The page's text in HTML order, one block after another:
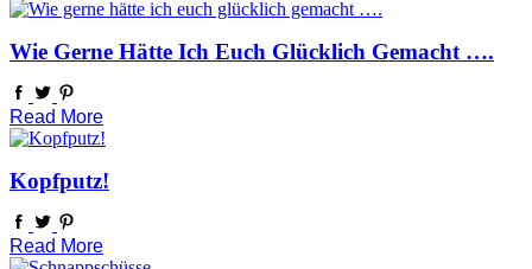
Wie Gerne Hätte Ich Euch Glücklich Gemacht ….
Read More
Kopfputz!
Read More